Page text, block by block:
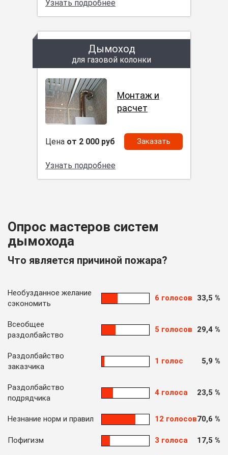
Узнать подробнее
Дымоход
для газовой колонки
Монтаж и
расчет
Цена от 2 000 руб Заказать
Узнать подробнее
Опрос мастеров систем
дымохода
Что является причиной пожара?
Необузданное желание
сэкономить
6 голосов 33,5 %
Всеобщее
раздолбайство
5 голосов 29,4 %
Раздолбайство
заказчика
1 голос 5,9 %
Раздолбайство
подрядчика
4 голоса 23,5 %
Незнание норм и правил 12 голосов70,6 %
Пофигизм 3 голоса 17,5 %